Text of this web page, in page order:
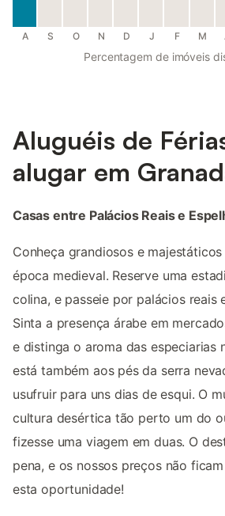
A S O N D J F M
Percentagem de imóveis
Aluguéis de
alugar em
Casas entre Palácios Reais e
Conheça grandiosos e
época medieval. Reserve uma
colina, e passeie por palácios reais
Sinta a presença árabe em
e distinga o aroma das especiarias
está também aos pés da serra
usufruir para uns dias de esqui. O
cultura desértica tão perto um do
fizesse uma viagem em duas. O
pena, e os nossos preços não
esta oportunidade!